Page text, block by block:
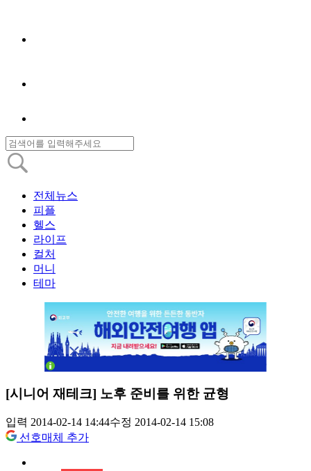
전체뉴스
피플
헬스
라이프
컬처
머니
테마
[시니어 재테크] 노후 준비를 위한 균형
입력 2014-02-14 14:44수정 2014-02-14 15:08
선호매체 추가